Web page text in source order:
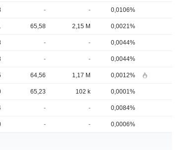
- - 0,0106%
65,58 2,15 M 0,0021%
- - 0,0044%
- - 0,0044%
64,56 1,17 M 0,0012%
65,23 102 k 0,0001%
- - 0,0084%
- - 0,0006%